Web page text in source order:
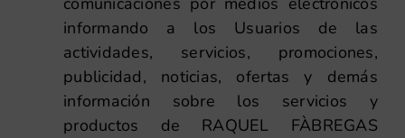
informando a los Usuarios de las
actividades, servicios, promociones,
publicidad, noticias, ofertas y demás
información sobre los servicios y
productos de RAQUEL FÀBREGAS